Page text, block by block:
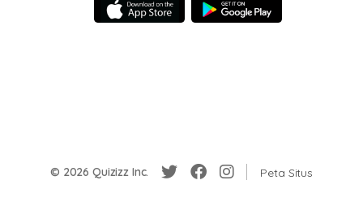
© 2026 Quizizz Inc. Peta Situs